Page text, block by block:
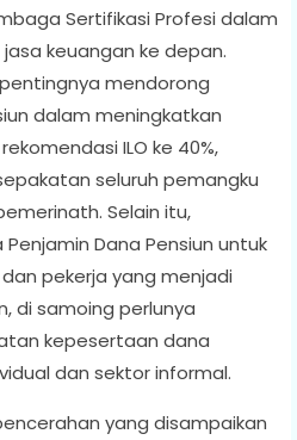
Sertifikasi Profesi dalam
keuangan ke depan.
mendorong
dalam meningkatkan
ILO ke 40%,
seluruh pemangku
Selain itu,
Dana Pensiun untuk
pekerja yang menjadi
di samoing perlunya
kepesertaan dana
dan sektor informal.
yang disampaikan